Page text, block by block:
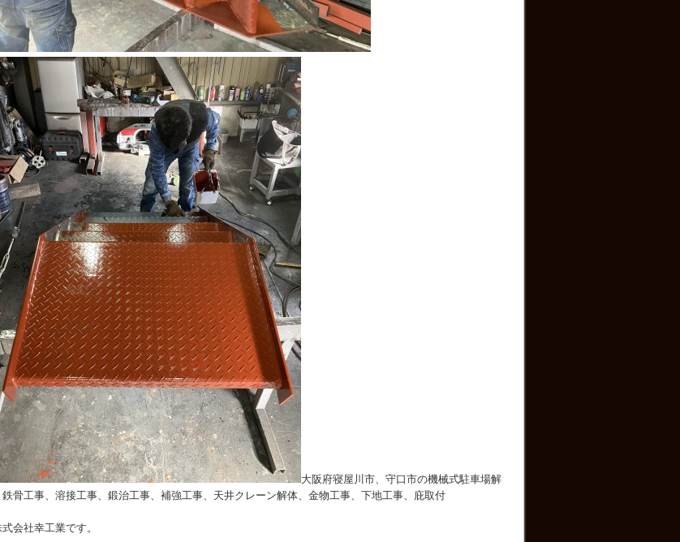
大阪府寝屋川市、守口市の機械式駐車場解
鉄骨工事、溶接工事、鍛治工事、補強工事、天井クレーン解体、金物工事、下地工事、庇取付
会社幸工業です。